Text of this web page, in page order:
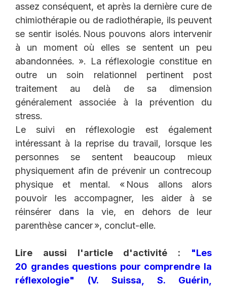
assez conséquent, et après la dernière cure de
chimiothérapie ou de radiothérapie, ils peuvent
se sentir isolés. Nous pouvons alors intervenir
à un moment où elles se sentent un peu
abandonnées. ». La réflexologie constitue en
outre un soin relationnel pertinent post
traitement au delà de sa dimension
généralement associée à la prévention du
stress.
Le suivi en réflexologie est également
intéressant à la reprise du travail, lorsque les
personnes se sentent beaucoup mieux
physiquement afin de prévenir un contrecoup
physique et mental. « Nous allons alors
pouvoir les accompagner, les aider à se
réinsérer dans la vie, en dehors de leur
parenthèse cancer », conclut-elle.
Lire aussi l'article d'activité : "Les
20 grandes questions pour comprendre la
réflexologie" (V. Suissa, S. Guérin,